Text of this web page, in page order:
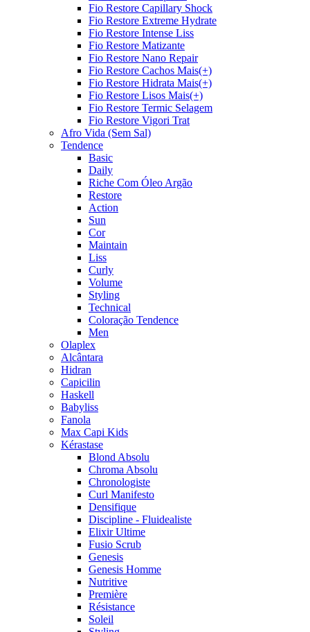
Fio Restore Capillary Shock
Fio Restore Extreme Hydrate
Fio Restore Intense Liss
Fio Restore Matizante
Fio Restore Nano Repair
Fio Restore Cachos Mais(+)
Fio Restore Hidrata Mais(+)
Fio Restore Lisos Mais(+)
Fio Restore Termic Selagem
Fio Restore Vigori Trat
Afro Vida (Sem Sal)
Tendence
Basic
Daily
Riche Com Óleo Argão
Restore
Action
Sun
Cor
Maintain
Liss
Curly
Volume
Styling
Technical
Coloração Tendence
Men
Olaplex
Alcântara
Hidran
Capicilin
Haskell
Babyliss
Fanola
Max Capi Kids
Kérastase
Blond Absolu
Chroma Absolu
Chronologiste
Curl Manifesto
Densifique
Discipline - Fluidealiste
Elixir Ultime
Fusio Scrub
Genesis
Genesis Homme
Nutritive
Première
Résistance
Soleil